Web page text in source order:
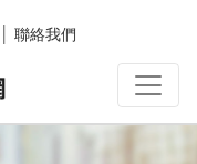
聯絡我們